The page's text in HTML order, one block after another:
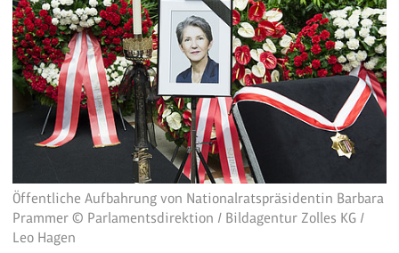
Öffentliche Aufbahrung von Nationalratspräsidentin Barbara
Prammer © Parlamentsdirektion / Bildagentur Zolles KG /
Leo Hagen